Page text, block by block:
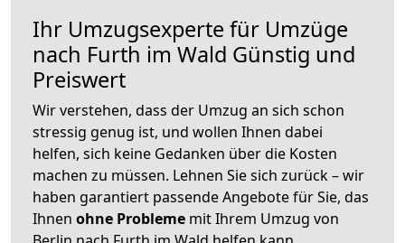
Ihr Umzugsexperte für Umzüge
nach Furth im Wald Günstig und
Preiswert
Wir verstehen, dass der Umzug an sich schon
stressig genug ist, und wollen Ihnen dabei
helfen, sich keine Gedanken über die Kosten
machen zu müssen. Lehnen Sie sich zurück – wir
haben garantiert passende Angebote für Sie, das
Ihnen ohne Probleme mit Ihrem Umzug von